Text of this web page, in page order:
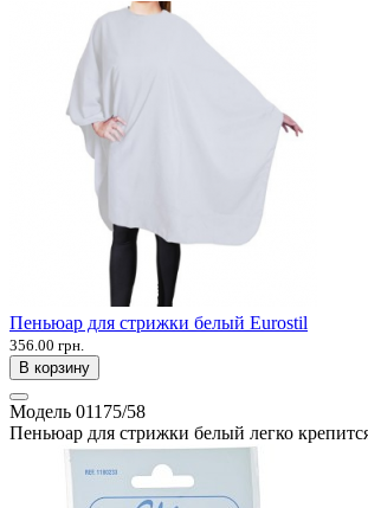
Пеньюар для стрижки белый Eurostil
356.00 грн.
В корзину
Модель 01175/58
Пеньюар для стрижки белый легко